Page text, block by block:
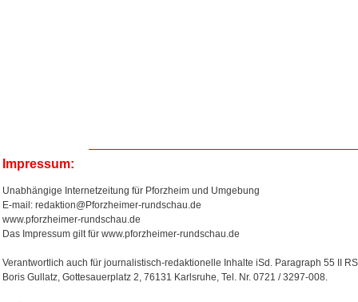
Impressum:
Unabhängige Internetzeitung für Pforzheim und Umgebung
E-mail: redaktion@Pforzheimer-rundschau.de
www.pforzheimer-rundschau.de
Das Impressum gilt für www.pforzheimer-rundschau.de
Verantwortlich auch für journalistisch-redaktionelle Inhalte iSd. Paragraph 55 II
Boris Gullatz, Gottesauerplatz 2, 76131 Karlsruhe, Tel. Nr. 0721 / 3297-008.